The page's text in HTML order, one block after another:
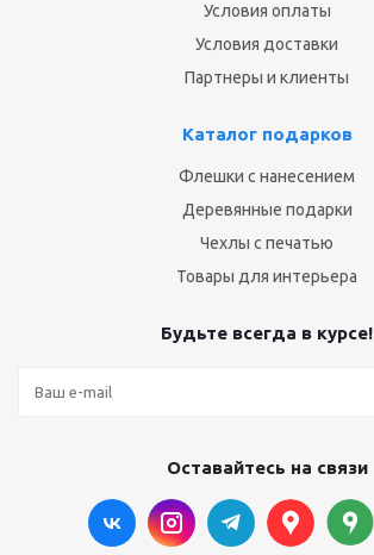
Условия оплаты
Условия доставки
Партнеры и клиенты
Каталог подарков
Флешки с нанесением
Деревянные подарки
Чехлы с печатью
Товары для интерьера
Будьте всегда в курсе!
Оставайтесь на связи